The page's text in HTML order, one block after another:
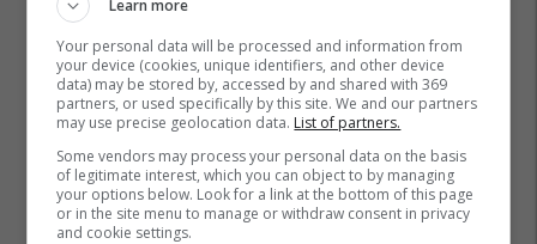
Learn more
Your personal data will be processed and information from
your device (cookies, unique identifiers, and other device
data) may be stored by, accessed by and shared with 369
partners, or used specifically by this site. We and our partners
may use precise geolocation data. List of partners.
Some vendors may process your personal data on the basis
of legitimate interest, which you can object to by managing
your options below. Look for a link at the bottom of this page
or in the site menu to manage or withdraw consent in privacy
and cookie settings.